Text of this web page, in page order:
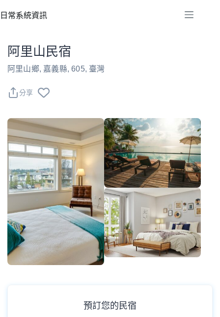
至
日常系統資訊
阿里山民宿
阿里山鄉, 嘉義縣, 605, 臺灣
分享
預訂您的民宿